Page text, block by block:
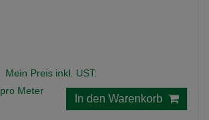
Mein Preis inkl. UST:
pro Meter
In den Warenkorb